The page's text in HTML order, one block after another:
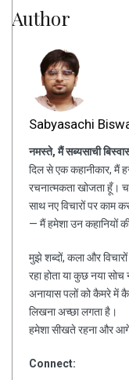
Author
Sabyasachi
नमस्ते, मैं सब्यसाची
दिल से एक कहानीकार, मैं
रचनात्मकता खोजता हूँ।
साथ नए विचारों पर काम
— मैं हमेशा उन कहानियों
मुझे शब्दों, कला और
रहा होता या कुछ नया
अनायास पलों को कैमरे में
लिखना अच्छा लगता है।
हमेशा सीखते रहना और
Connect: